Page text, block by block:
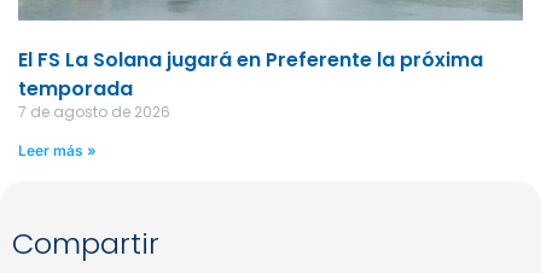
El FS La Solana jugará en Preferente la próxima
temporada
7 de agosto de 2026
Leer más »
Compartir